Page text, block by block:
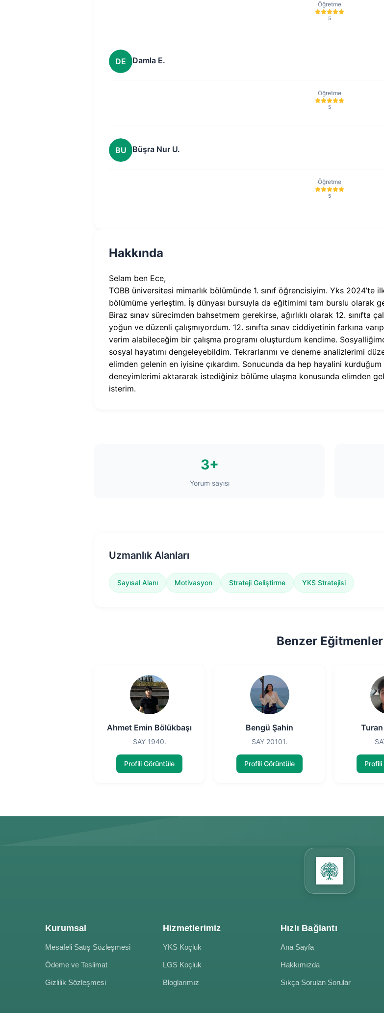
Öğretme
5
DE Damla E.
Öğretme
5
BU Büşra Nur U.
Öğretme
5
Hakkında
Selam ben Ece,
TOBB üniversitesi mimarlık bölümünde 1. sınıf öğrencisiyim. Yks 2024’te
bölümüme yerleştim. İş dünyası bursuyla da eğitimimi tam burslu olarak
Biraz sınav sürecimden bahsetmem gerekirse, ağırlıklı olarak 12. sınıfta
yoğun ve düzenli çalışmıyordum. 12. sınıfta sınav ciddiyetinin farkına
verim alabileceğim bir çalışma programı oluşturdum kendime.
sosyal hayatımı dengeleyebildim. Tekrarlarımı ve deneme analizlerimi
elimden gelenin en iyisine çıkardım. Sonucunda da hep hayalini
deneyimlerimi aktararak istediğiniz bölüme ulaşma konusunda elimden
isterim.
3+
Yorum sayısı
Uzmanlık Alanları
Sayısal Alanı Motivasyon Strateji Geliştirme YKS Stratejisi
Benzer Eğitmenler
Ahmet Emin Bölükbaşı
SAY 1940.
Profili Görüntüle
Bengü Şahin
SAY 20101.
Profili Görüntüle Profili
Kurumsal
Mesafeli Satış Sözleşmesi
Ödeme ve Teslimat
Gizlilik Sözleşmesi
Hizmetlerimiz
YKS Koçluk
LGS Koçluk
Bloglarımız
Hızlı Bağlantı
Ana Sayfa
Hakkımızda
Sıkça Sorulan Sorular